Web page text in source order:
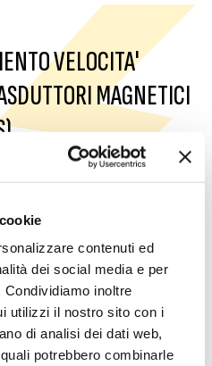
contenuti ed
dei social media e per
inoltre
utilizzi il nostro sito con i
di analisi dei dati web,
potrebbero combinarle
VELOCITA'
MAGNETICI